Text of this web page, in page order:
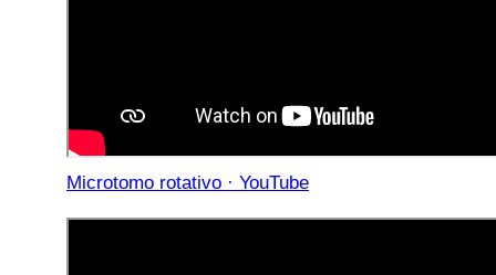
Microtomo rotativo · YouTube